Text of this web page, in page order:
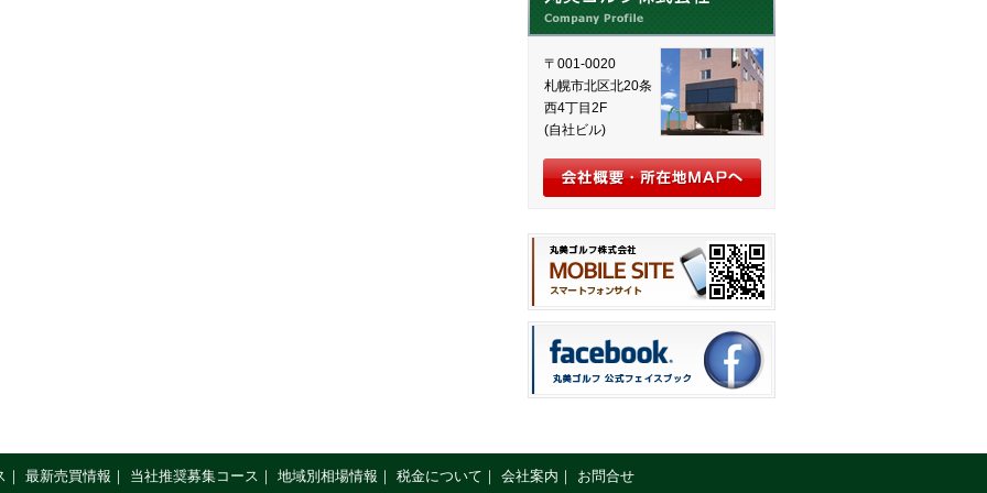
〒001-0020
札幌市北区北20条
西4丁目2F
(自社ビル)
｜ 最新売買情報 ｜ 当社推奨募集コース ｜ 地域別相場情報 ｜ 税金について ｜ 会社案内 ｜ お問合せ